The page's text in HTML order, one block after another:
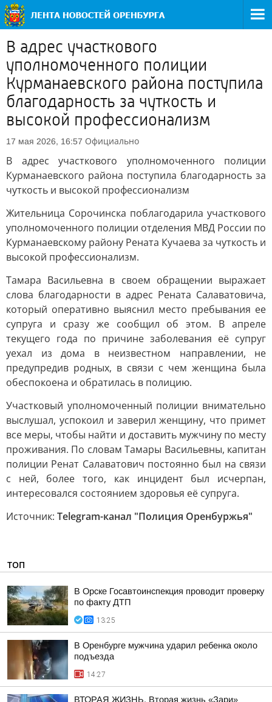
В адрес участкового
уполномоченного полиции
Курманаевского района поступила
благодарность за чуткость и
высокой профессионализм
17 мая 2026, 16:57 Официально
В адрес участкового уполномоченного полиции
Курманаевского района поступила благодарность за
чуткость и высокой профессионализм
Жительница Сорочинска поблагодарила участкового
уполномоченного полиции отделения МВД России по
Курманаевскому району Рената Кучаева за чуткость и
высокой профессионализм.
Тамара Васильевна в своем обращении выражает
слова благодарности в адрес Рената Салаватовича,
который оперативно выяснил место пребывания ее
супруга и сразу же сообщил об этом. В апреле
текущего года по причине заболевания её супруг
уехал из дома в неизвестном направлении, не
предупредив родных, в связи с чем женщина была
обеспокоена и обратилась в полицию.
Участковый уполномоченный полиции внимательно
выслушал, успокоил и заверил женщину, что примет
все меры, чтобы найти и доставить мужчину по месту
проживания. По словам Тамары Васильевны, капитан
полиции Ренат Салаватович постоянно был на связи
с ней, более того, как инцидент был исчерпан,
интересовался состоянием здоровья её супруга.
Источник: Telegram-канал "Полиция Оренбуржья"
ТОП
В Орске Госавтоинспекция проводит проверку
по факту ДТП
13:25
В Оренбурге мужчина ударил ребенка около
подъезда
14:27
ВТОРАЯ ЖИЗНЬ. Вторая жизнь «Зари»